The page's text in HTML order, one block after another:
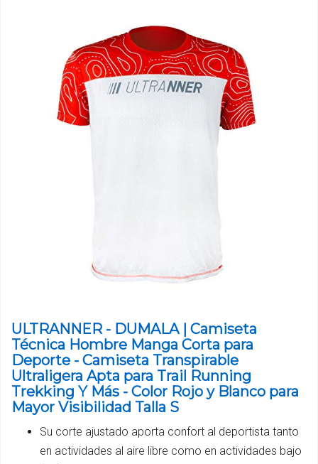
ULTRANNER - DUMALA | Camiseta
Técnica Hombre Manga Corta para
Deporte - Camiseta Transpirable
Ultraligera Apta para Trail Running
Trekking Y Más - Color Rojo y Blanco para
Mayor Visibilidad Talla S
Su corte ajustado aporta confort al deportista tanto
en actividades al aire libre como en actividades bajo